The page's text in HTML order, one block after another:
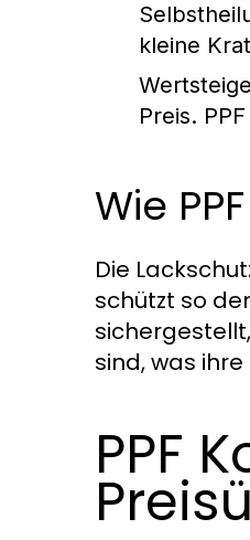
kleine
Preis.
Wie
Die
schützt so
sind, was
PPF